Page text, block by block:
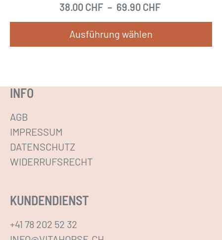
38.00 CHF – 69.90 CHF
Ausführung wählen
e
INFO
AGB
IMPRESSUM
DATENSCHUTZ
WIDERRUFSRECHT
KUNDENDIENST
+41 78 202 52 32